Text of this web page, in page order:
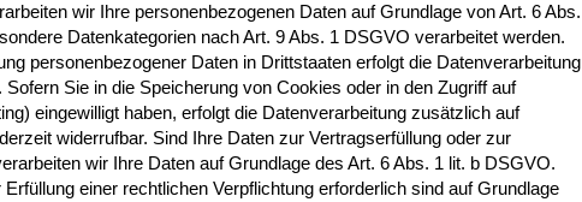
wir Ihre personenbezogenen Daten auf Grundlage von Art. 6 Abs.
Datenkategorien nach Art. 9 Abs. 1 DSGVO verarbeitet werden.
personenbezogener Daten in Drittstaaten erfolgt die Datenverarbeitung
Sie in die Speicherung von Cookies oder in den Zugriff auf
eingewilligt haben, erfolgt die Datenverarbeitung zusätzlich auf
widerrufbar. Sind Ihre Daten zur Vertragserfüllung oder zur
wir Ihre Daten auf Grundlage des Art. 6 Abs. 1 lit. b DSGVO.
einer rechtlichen Verpflichtung erforderlich sind auf Grundlage